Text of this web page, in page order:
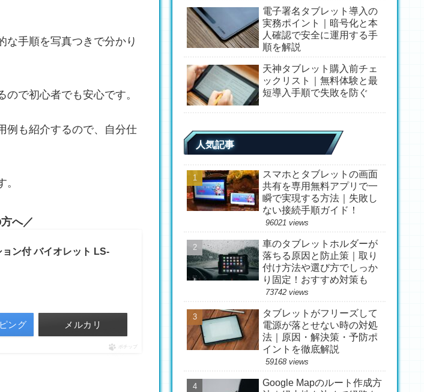
な手順を写真つきで分かり
で初心者でも安心です。
例も紹介するので、自分仕
へ
ン付 バイオレット LS-
ング メルカリ
ポチップ
電子署名タブレット導入の
実務ポイント｜暗号化と本
人確認で安全に運用する手
順を解説
天神タブレット購入前チェ
ックリスト｜無料体験と最
短導入手順で失敗を防ぐ
人気記事
スマホとタブレットの画面
共有を専用無料アプリで一
瞬で実現する方法｜失敗し
ない接続手順ガイド！
96021 views
車のタブレットホルダーが
落ちる原因と防止策｜取り
付け方法や選び方でしっか
り固定！おすすめ対策も
73742 views
タブレットがフリーズして
電源が落とせない時の対処
法｜原因・解決策・予防ポ
イントを徹底解説
59168 views
Google Mapのルート作成方